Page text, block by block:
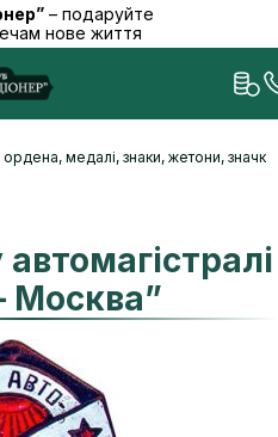
– подаруйте
нове життя
ордена, медалі, знаки, жетони,
Москва”